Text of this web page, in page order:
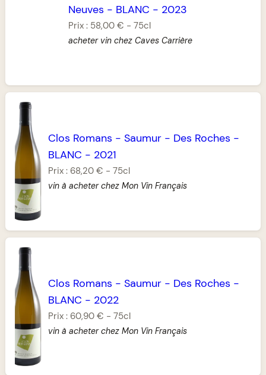
Neuves - BLANC - 2023
Prix : 58,00 € -75cl
acheter vin chez Caves Carrière
Clos Romans -Saumur - Des Roches -
BLANC - 2021
Prix : 68,20 € -75cl
vin à acheter chez Mon Vin Français
Clos Romans -Saumur - Des Roches -
BLANC - 2022
Prix : 60,90 € -75cl
vin à acheter chez Mon Vin Français